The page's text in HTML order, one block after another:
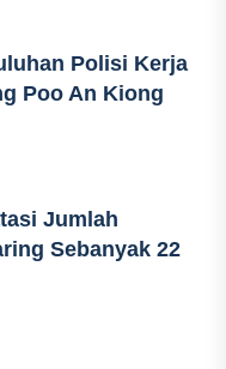
Polisi Kerja
Poo An Kiong
Jumlah
Sebanyak 22